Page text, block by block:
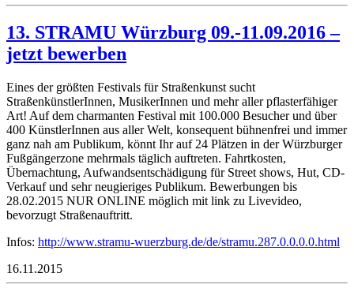
13. STRAMU Würzburg 09.-11.09.2016 –
jetzt bewerben
Eines der größten Festivals für Straßenkunst sucht
StraßenkünstlerInnen, MusikerInnen und mehr aller pflasterfähiger
Art! Auf dem charmanten Festival mit 100.000 Besucher und über
400 KünstlerInnen aus aller Welt, konsequent bühnenfrei und immer
ganz nah am Publikum, könnt Ihr auf 24 Plätzen in der Würzburger
Fußgängerzone mehrmals täglich auftreten. Fahrtkosten,
Übernachtung, Aufwandsentschädigung für Street shows, Hut, CD-
Verkauf und sehr neugieriges Publikum. Bewerbungen bis
28.02.2015 NUR ONLINE möglich mit link zu Livevideo,
bevorzugt Straßenauftritt.
Infos: http://www.stramu-wuerzburg.de/de/stramu.287.0.0.0.0.html
16.11.2015